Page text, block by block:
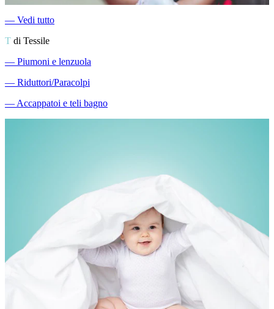
― Vedi tutto
T di Tessile
― Piumoni e lenzuola
― Riduttori/Paracolpi
―Accappatoi e teli bagno